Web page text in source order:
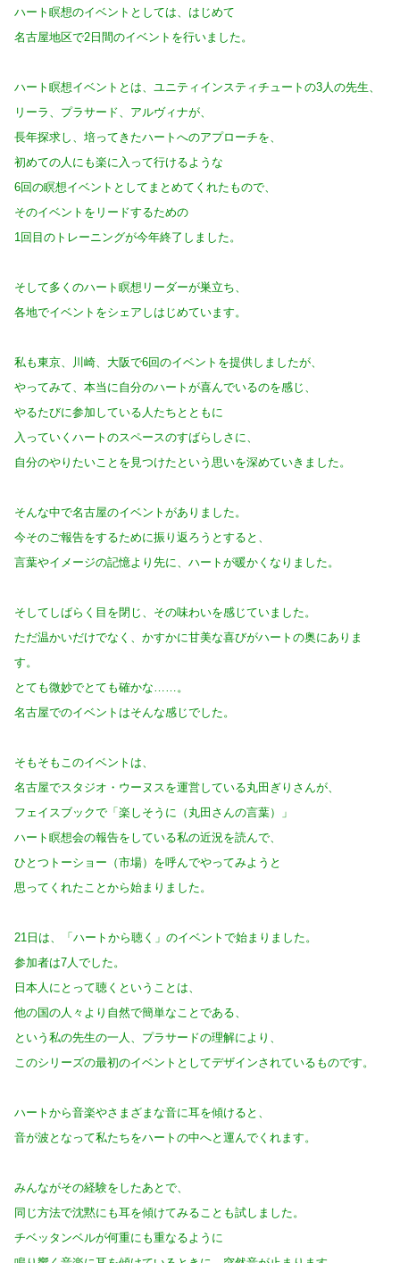
ハート瞑想のイベントとしては、はじめて
名古屋地区で2日間のイベントを行いました。
ハート瞑想イベントとは、ユニティインスティチュートの3人の先生、
リーラ、プラサード、アルヴィナが、
長年探求し、培ってきたハートへのアプローチを、
初めての人にも楽に入って行けるような
6回の瞑想イベントとしてまとめてくれたもので、
そのイベントをリードするための
1回目のトレーニングが今年終了しました。
そして多くのハート瞑想リーダーが巣立ち、
各地でイベントをシェアしはじめています。
私も東京、川崎、大阪で6回のイベントを提供しましたが、
やってみて、本当に自分のハートが喜んでいるのを感じ、
やるたびに参加している人たちとともに
入っていくハートのスペースのすばらしさに、
自分のやりたいことを見つけたという思いを深めていきました。
そんな中で名古屋のイベントがありました。
今そのご報告をするために振り返ろうとすると、
言葉やイメージの記憶より先に、ハートが暖かくなりました。
そしてしばらく目を閉じ、その味わいを感じていました。
ただ温かいだけでなく、かすかに甘美な喜びがハートの奥にありま
す。
とても微妙でとても確かな……。
名古屋でのイベントはそんな感じでした。
そもそもこのイベントは、
名古屋でスタジオ・ウーヌスを運営している丸田ぎりさんが、
フェイスブックで「楽しそうに（丸田さんの言葉）」
ハート瞑想会の報告をしている私の近況を読んで、
ひとつトーショー（市場）を呼んでやってみようと
思ってくれたことから始まりました。
21日は、「ハートから聴く」のイベントで始まりました。
参加者は7人でした。
日本人にとって聴くということは、
他の国の人々より自然で簡単なことである、
という私の先生の一人、プラサードの理解により、
このシリーズの最初のイベントとしてデザインされているものです。
ハートから音楽やさまざまな音に耳を傾けると、
音が波となって私たちをハートの中へと運んでくれます。
みんながその経験をしたあとで、
同じ方法で沈黙にも耳を傾けてみることも試しました。
チベッタンベルが何重にも重なるように